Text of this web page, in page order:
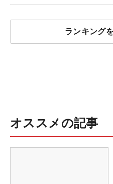
ランキング
オススメの記事